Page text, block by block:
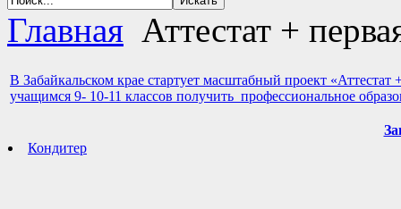
Главная Аттестат +
В Забайкальском крае стартует масштабный проект
учащимся 9- 10-11 классов получить профессиональное
Кондитер